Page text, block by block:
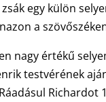
egy külön
a
nagy értékű
testvérének
Richardot